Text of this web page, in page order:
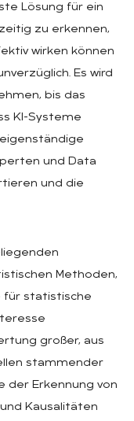
Lösung für ein
zu erkennen,
wirken können
Es wird
bis das
KI-Systeme
und Data
und die
Methoden,
für statistische
großer, aus
stammender
der Erkennung von
Kausalitäten